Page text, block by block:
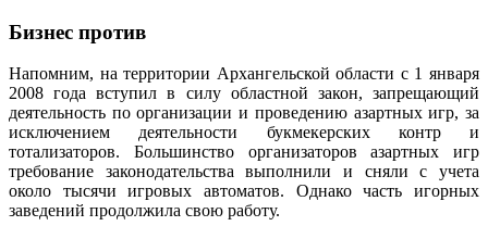
Бизнес против
Напомним, на территории Архангельской области с 1 января
2008 года вступил в силу областной закон, запрещающий
деятельность по организации и проведению азартных игр, за
исключением деятельности букмекерских контр и
тотализаторов. Большинство организаторов азартных игр
требование законодательства выполнили и сняли с учета
около тысячи игровых автоматов. Однако часть игорных
заведений продолжила свою работу.